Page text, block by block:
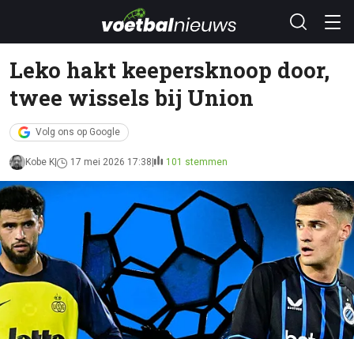
Leko hakt keepersknoop door,
twee wissels bij Union
Volg ons op Google
Kobe K 17 mei 2026 17:38 101 stemmen